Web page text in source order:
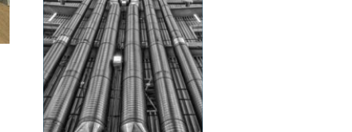
dokumentation...